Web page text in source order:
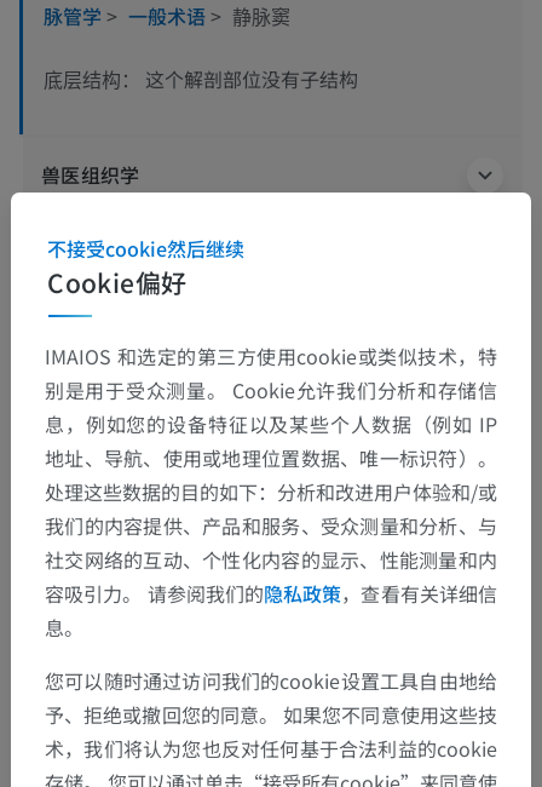
脉管学 > 一般术语> 静脉窦
底层结构： 这个解剖部位没有子结构
兽医组织学
翻译
发现错误？
欢迎提出更正、翻译或内容改进的建议。
检举错误
下载APP
Cookie偏好
不接受cookie然后继续
IMAIOS 和选定的第三方使用cookie或类似技术，特
别是用于受众测量。 Cookie允许我们分析和存储信
息，例如您的设备特征以及某些个人数据（例如 IP
地址、导航、使用或地理位置数据、唯一标识符）。
处理这些数据的目的如下：分析和改进用户体验和/或
我们的内容提供、产品和服务、受众测量和分析、与
社交网络的互动、个性化内容的显示、性能测量和内
容吸引力。 请参阅我们的隐私政策，查看有关详细信
息。
您可以随时通过访问我们的cookie设置工具自由地给
予、拒绝或撤回您的同意。 如果您不同意使用这些技
术，我们将认为您也反对任何基于合法利益的cookie